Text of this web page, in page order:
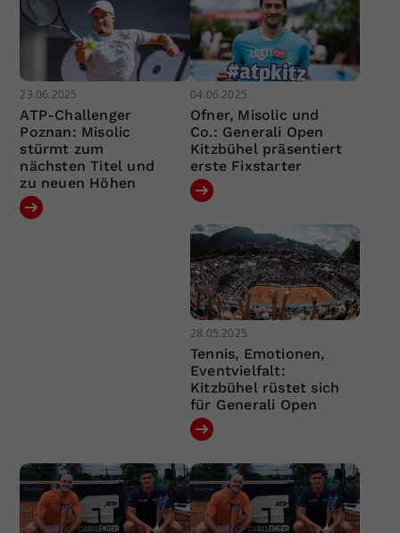
23.06.2025
ATP-Challenger
Poznan: Misolic
stürmt zum
nächsten Titel und
zu neuen Höhen
04.06.2025
Ofner, Misolic und
Co.: Generali Open
Kitzbühel präsentiert
erste Fixstarter
28.05.2025
Tennis, Emotionen,
Eventvielfalt:
Kitzbühel rüstet sich
für Generali Open